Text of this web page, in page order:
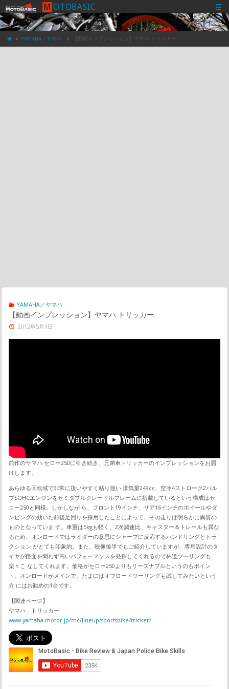
M OTOBASIC
YAMAHA／ヤマハ 【動画インプレッション】ヤマハ トリッカー
YAMAHA／ヤマハ
【動画インプレッション】ヤマハ トリッカー
2012年5月1日
前作のヤマハ セロー250に引き続き、兄弟車トリッカーのインプレッションをお届
けします。
あらゆる回転域で非常に扱いやすく粘り強い 排気量249cc、空冷4ストローク2バル
ブSOHCエンジンをセミダブルクレードルフレームに搭載しているという構成はセ
ロー250と同様。しかしなが ら、フロント19インチ、リア16インチのホイールやダ
ンピングの効いた前後足回りを採用したことによって、その走りは明らかに異質の
ものとなっていま す。車重は5kgも軽く、2次減速比、キャスター＆トレールも異な
るため、オンロードではライダーの意思にシャープに反応するハンドリングとトラ
クション がとても印象的。また、映像後半でもご紹介していますが、専用設計のタ
イヤが路面を問わず高いパフォーマンスを発揮してくれるので林道ツーリングも
楽々こ なしてくれます。価格がセロー250よりもリーズナブルというのもポイン
ト。オンロードがメインで、たまにはオフロードツーリングも試してみたいという
方 にはお勧めの1台です。
【関連ページ】
ヤマハ トリッカー
www.yamaha-motor.jp/mc/lineup/sportsbike/tricker/